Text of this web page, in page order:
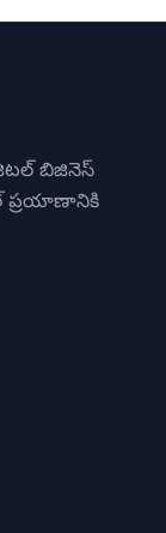
బిజినెస్
ప్రయాణానికి